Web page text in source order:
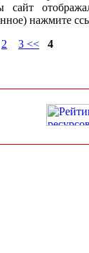
сайт
нажмите
2 3 << 4